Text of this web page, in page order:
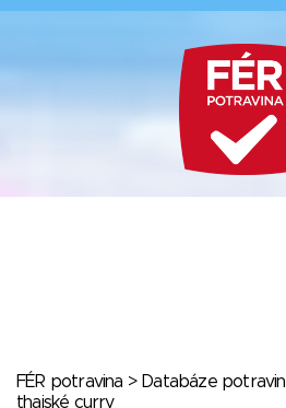
FÉR potravina > Databáze potravin
thajské curry